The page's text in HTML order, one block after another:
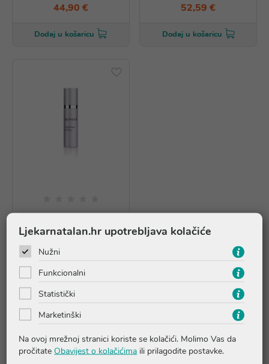
44,90 €
Dodaj u košaricu
52,59 €
Dodaj u košaricu
lines refining serum
75,45 €
Dodaj u košaricu
Skeyndor Corrective - Profesionalna
korekcija bora s trostrukim učinkom
LinijaSkeyndor Corrective osmišljena je za učinkovitu korekciju
prvih mimičkih linija i dubokih bora, uz ciljanu njegu i stimulaciju
Ljekarnatalan.hr upotrebljava kolačiće
Nužni
Funkcionalni
Statistički
Marketinški
Na ovoj mrežnoj stranici koriste se kolačići. Molimo Vas da
pročitate Obavijest o kolačićima ili prilagodite postavke.